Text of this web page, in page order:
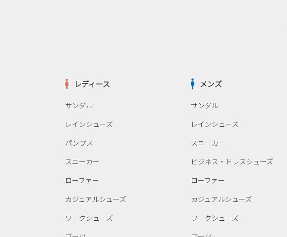
レディース
サンダル
レインシューズ
パンプス
スニーカー
ローファー
カジュアルシューズ
ワークシューズ
メンズ
サンダル
レインシューズ
スニーカー
ビジネス・ドレスシューズ
ローファー
カジュアルシューズ
ワークシューズ